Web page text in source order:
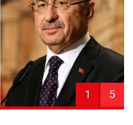
1 5